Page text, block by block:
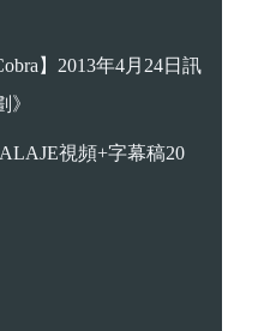
】2013年4月24日訊
視頻+字幕稿20